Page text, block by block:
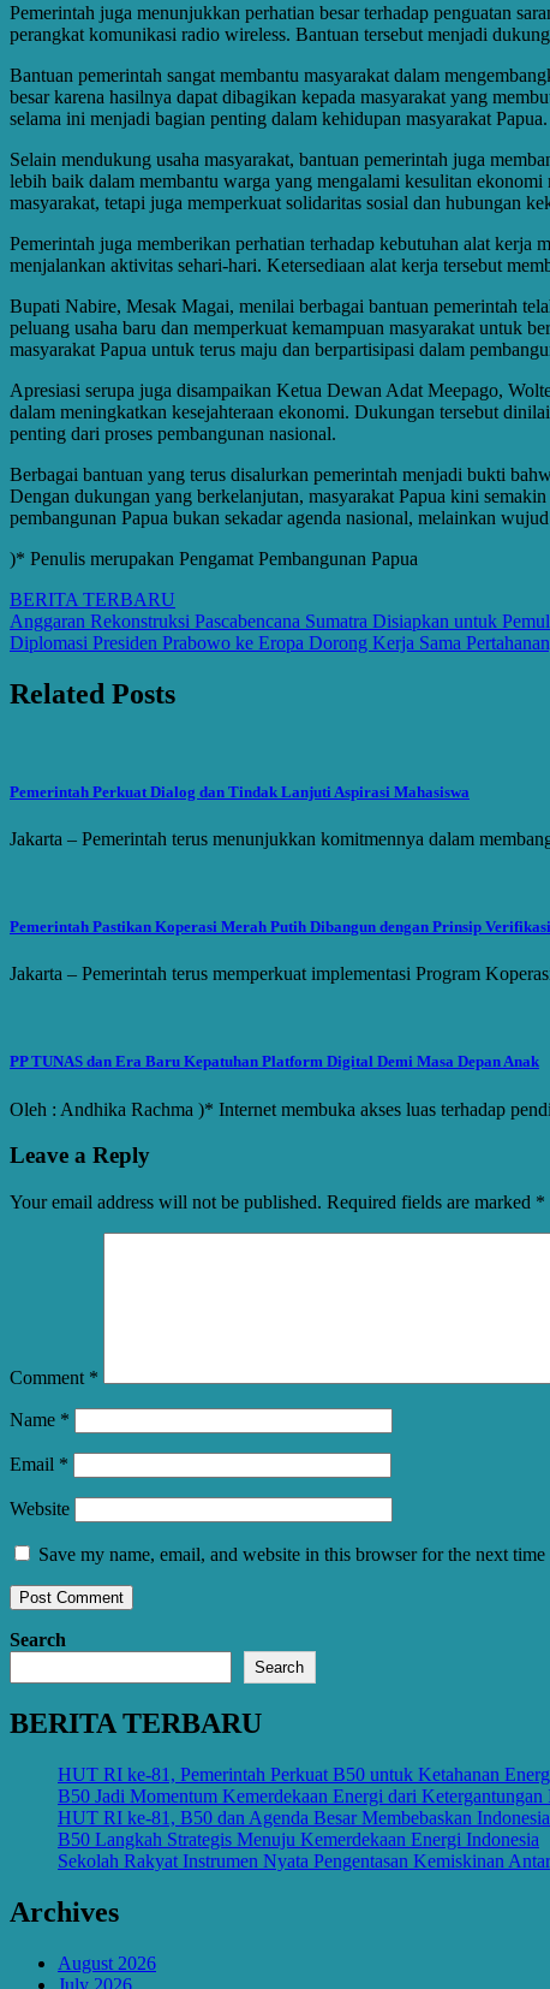
Pemerintah juga menunjukkan perhatian besar terhadap penguatan
perangkat komunikasi radio wireless. Bantuan tersebut menjadi
Bantuan pemerintah sangat membantu masyarakat dalam
besar karena hasilnya dapat dibagikan kepada masyarakat yang
selama ini menjadi bagian penting dalam kehidupan masyarakat Papua.
Selain mendukung usaha masyarakat, bantuan pemerintah juga
lebih baik dalam membantu warga yang mengalami kesulitan
masyarakat, tetapi juga memperkuat solidaritas sosial dan hubungan
Pemerintah juga memberikan perhatian terhadap kebutuhan alat kerja
menjalankan aktivitas sehari-hari. Ketersediaan alat kerja tersebut
Bupati Nabire, Mesak Magai, menilai berbagai bantuan pemerintah
peluang usaha baru dan memperkuat kemampuan masyarakat untuk
masyarakat Papua untuk terus maju dan berpartisipasi dalam
Apresiasi serupa juga disampaikan Ketua Dewan Adat Meepago,
dalam meningkatkan kesejahteraan ekonomi. Dukungan tersebut
penting dari proses pembangunan nasional.
Berbagai bantuan yang terus disalurkan pemerintah menjadi bukti
Dengan dukungan yang berkelanjutan, masyarakat Papua kini
pembangunan Papua bukan sekadar agenda nasional, melainkan
)* Penulis merupakan Pengamat Pembangunan Papua
BERITA TERBARU
Post
navigation
Anggaran Rekonstruksi Pascabencana Sumatra Disiapkan untuk
Diplomasi Presiden Prabowo ke Eropa Dorong Kerja Sama
Related Posts
Pemerintah Perkuat Dialog dan Tindak Lanjuti Aspirasi Mahasiswa
Jakarta – Pemerintah terus menunjukkan komitmennya dalam
Pemerintah Pastikan Koperasi Merah Putih Dibangun dengan Prinsip
Jakarta – Pemerintah terus memperkuat implementasi Program
PP TUNAS dan Era Baru Kepatuhan Platform Digital Demi Masa Depan Anak
Oleh : Andhika Rachma )* Internet membuka akses luas terhadap
Leave a Reply
Your email address will not be published. Required fields are marked *
Comment *
Name *
Email *
Website
Save my name, email, and website in this browser for the next
Search
Search
BERITA TERBARU
HUT RI ke-81, Pemerintah Perkuat B50 untuk Ketahanan
B50 Jadi Momentum Kemerdekaan Energi dari
HUT RI ke-81, B50 dan Agenda Besar Membebaskan
B50 Langkah Strategis Menuju Kemerdekaan Energi Indonesia
Sekolah Rakyat Instrumen Nyata Pengentasan Kemiskinan
Archives
August 2026
July 2026